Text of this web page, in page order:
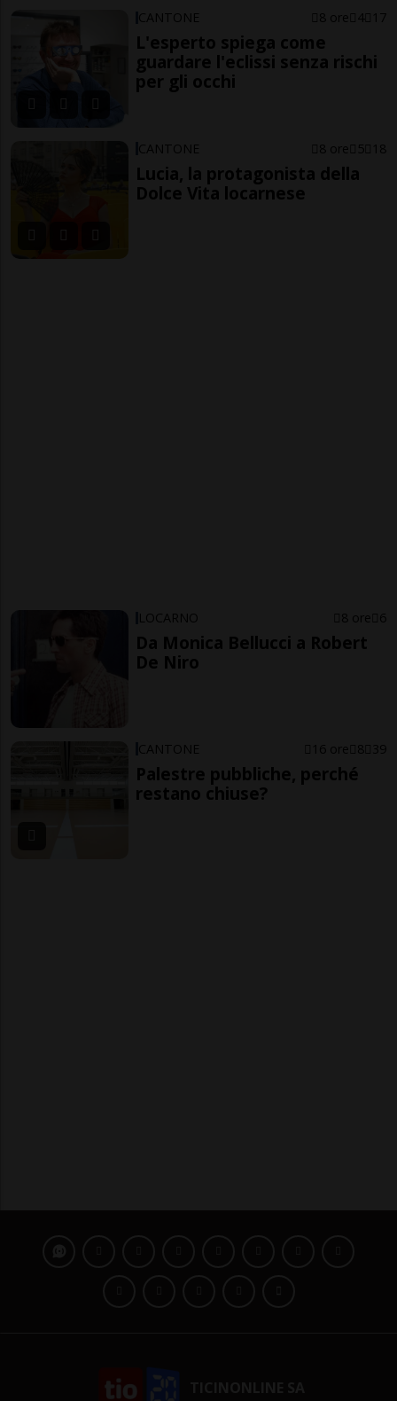
CANTONE 8 ore 4 17
L'esperto spiega come
guardare l'eclissi senza rischi
per gli occhi
CANTONE 8 ore 5 18
Lucia, la protagonista della
Dolce Vita locarnese
LOCARNO 8 ore 6
Da Monica Bellucci a Robert
De Niro
CANTONE 16 ore 8 39
Palestre pubbliche, perché
restano chiuse?